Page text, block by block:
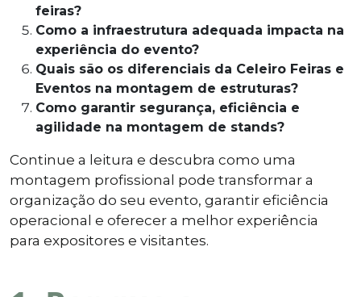
feiras?
Como a infraestrutura adequada impacta na
experiência do evento?
Quais são os diferenciais da Celeiro Feiras e
Eventos na montagem de estruturas?
Como garantir segurança, eficiência e
agilidade na montagem de stands?
Continue a leitura e descubra como uma
montagem profissional pode transformar a
organização do seu evento, garantir eficiência
operacional e oferecer a melhor experiência
para expositores e visitantes.